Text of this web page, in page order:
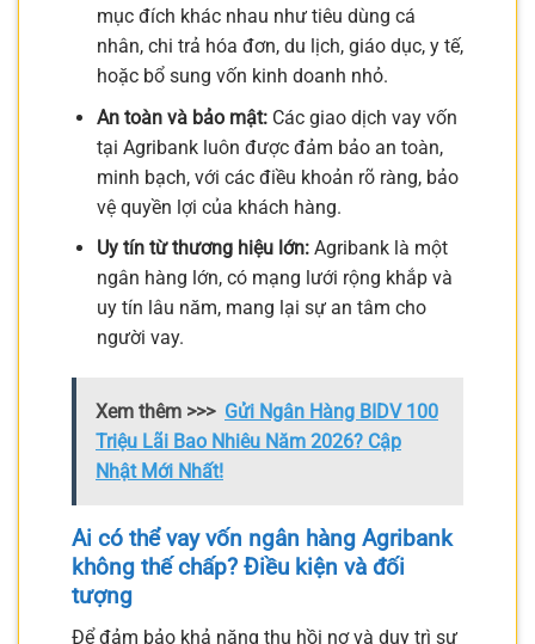
mục đích khác nhau như tiêu dùng cá
nhân, chi trả hóa đơn, du lịch, giáo dục, y tế,
hoặc bổ sung vốn kinh doanh nhỏ.
An toàn và bảo mật:Các giao dịch vay vốn
tại Agribank luôn được đảm bảo an toàn,
minh bạch, với các điều khoản rõ ràng, bảo
vệ quyền lợi của khách hàng.
Uy tín từ thương hiệu lớn:Agribank là một
ngân hàng lớn, có mạng lưới rộng khắp và
uy tín lâu năm, mang lại sự an tâm cho
người vay.
Xem thêm >>> Gửi Ngân Hàng BIDV 100
Triệu Lãi Bao Nhiêu Năm 2026? Cập
Nhật Mới Nhất!
Ai có thểvay vốn ngân hàng Agribank
không thế chấp? Điều kiện và đối
tượng
Để đảm bảo khả năng thu hồi nợ và duy trì sự